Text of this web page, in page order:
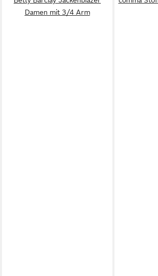
Damen mit 3/4 Arm